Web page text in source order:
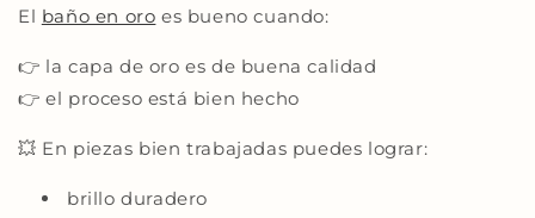
El baño en oro es bueno cuando:
👉 la capa de oro es de buena calidad
👉 el proceso está bien hecho
💥 En piezas bien trabajadas puedes lograr:
brillo duradero